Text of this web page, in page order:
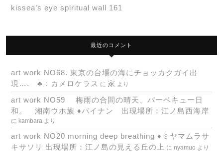
kissea’s eye spiritual wall 161
最近のコメント
art work NO68. 東京の台場の海にチョッカクガイ出
現…. ♣：カメロケラス に 家 より
art work NO59 梅雨の合間の晴天、バーベキュー日
和。 湘南ウホ族 ♦パイナン 出現場所：江ノ島西海岸
に kambara より
art work NO20 morning deep breathing ♦ミヤマムラサ
キサソリ 出現場所：江ノ島の見える丘の上 に nyamuo より